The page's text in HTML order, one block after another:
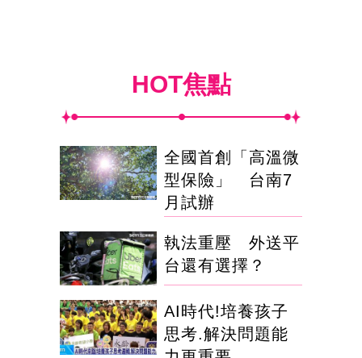
HOT焦點
全國首創「高溫微
型保險」 台南7
月試辦
執法重壓 外送平
台還有選擇？
AI時代!培養孩子
思考.解決問題能